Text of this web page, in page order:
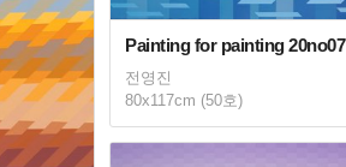
Painting for painting 20no07
전영진
80x117cm (50호)